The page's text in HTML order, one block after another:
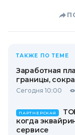
ТАКЖЕ ПО ТЕМЕ
Заработная
границы,
Сегодня 10:00
ПАРТНЕРСКАЯ
когда
сервисе